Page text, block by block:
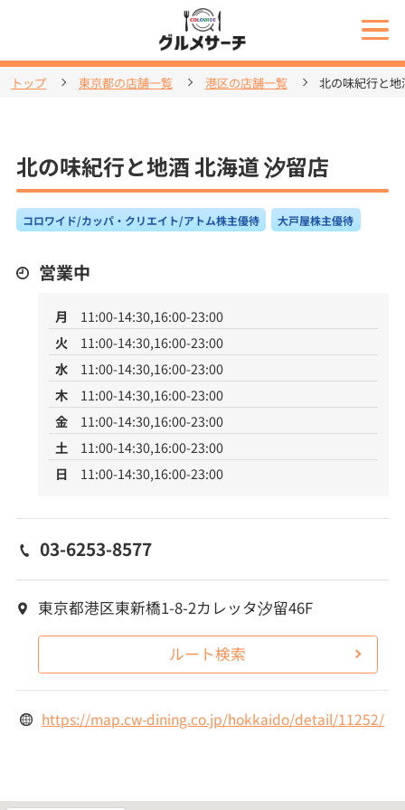
トップ 東京都の店舗一覧 港区の店舗一覧 北の味紀行と
北の味紀行と地酒 北海道 汐留店
コロワイド/カッパ・クリエイト/アトム株主優待 大戸屋株主優待
営業中
月
11:00-14:30,16:00-23:00
火
11:00-14:30,16:00-23:00
水
11:00-14:30,16:00-23:00
木
11:00-14:30,16:00-23:00
金
11:00-14:30,16:00-23:00
土
11:00-14:30,16:00-23:00
日
11:00-14:30,16:00-23:00
03-6253-8577
東京都港区東新橋1-8-2カレッタ汐留46F
ルート検索
https://map.cw-dining.co.jp/hokkaido/detail/11252/